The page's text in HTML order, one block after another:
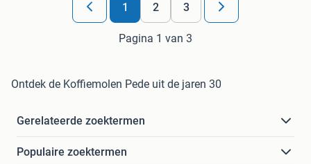
1 2 3
Pagina 1 van 3
Ontdek de Koffiemolen Pede uit de jaren 30
Gerelateerde zoektermen
Populaire zoektermen